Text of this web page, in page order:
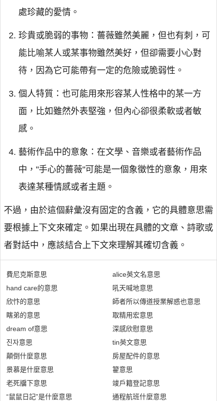
處珍藏的愛情。
珍貴或脆弱的事物：薔薇雖然美麗，但也有刺，可
能比喻某人或某事物雖然美好，但卻需要小心對
待，因為它可能帶有一定的危險或脆弱性。
個人特質：也可能用來形容某人性格中的某一方
面，比如雖然外表堅強，但內心卻很柔軟或者敏
感。
藝術作品中的意象：在文學、音樂或者藝術作品
中，"手心的薔薇"可能是一個象徵性的意象，用來
表達某種情感或者主題。
不過，由於這個辭彙沒有固定的含義，它的具體意思需
要根據上下文來確定。如果出現在具體的文章、詩歌或
者對話中，應該結合上下文來理解其確切含義。
費尼克斯意思
hand care的意思
欣忭的意思
瞎弟的意思
dream of意思
진자意思
顛倒什麼意思
景慕是什麼意思
老死牖下意思
“鼠鼠日記”是什麼意思
alice英文名意思
吼天喊地意思
師者所以傳道授業解惑也意思
取精用宏意思
深感欣慰意思
tin英文意思
房屋配件的意思
籊意思
竣戶籍登記意思
通程航班什麼意思